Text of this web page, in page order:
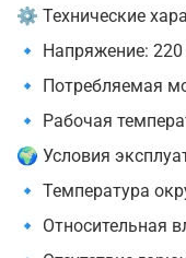
⚙️ Технические
🔹 Напряжение: 220
🔹 Потребляемая
🔹 Рабочая
🌍 Условия
🔹 Температура
🔹 Относительная